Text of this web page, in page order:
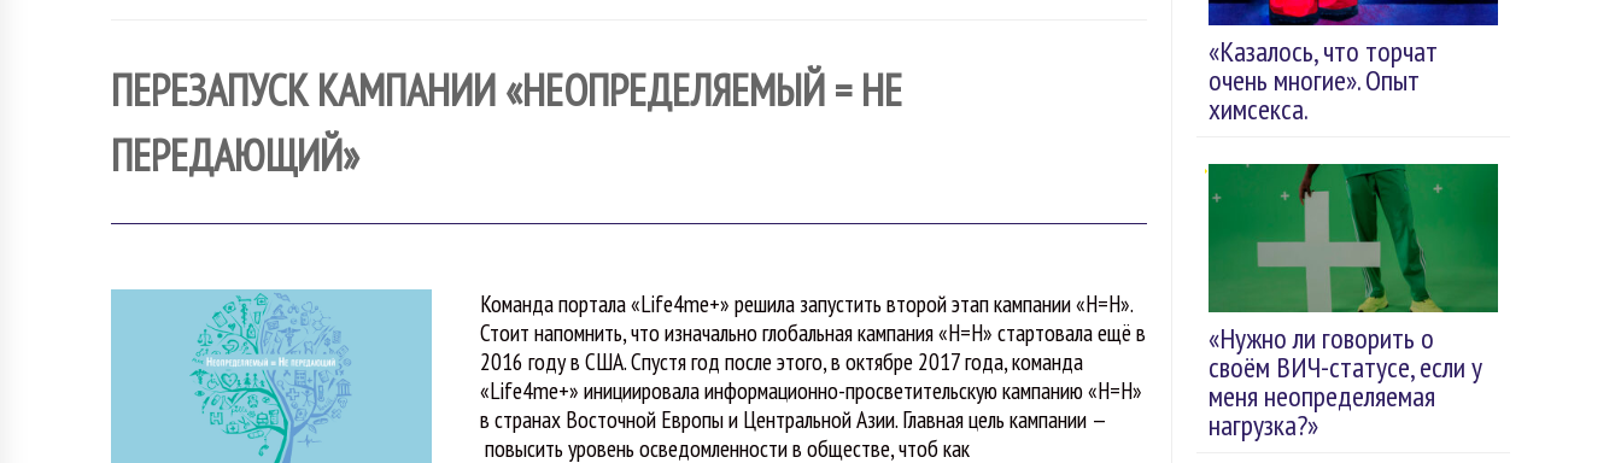
«Казалось, что торчат
очень многие». Опыт
химсекса.
«Нужно ли говорить о
своём ВИЧ-статусе, если у
меня неопределяемая
нагрузка?»
ПЕРЕЗАПУСК КАМПАНИИ «НЕОПРЕДЕЛЯЕМЫЙ = НЕ
ПЕРЕДАЮЩИЙ»
Команда портала «Life4me+» решила запустить второй этап кампании «Н=Н».
Стоит напомнить, что изначально глобальная кампания «Н=Н» стартовала ещё в
2016 году в США. Спустя год после этого, в октябре 2017 года, команда
«Life4me+» инициировала информационно-просветительскую кампанию «Н=Н»
в странах Восточной Европы и Центральной Азии. Главная цель кампании —
повысить уровень осведомленности в обществе, чтоб как